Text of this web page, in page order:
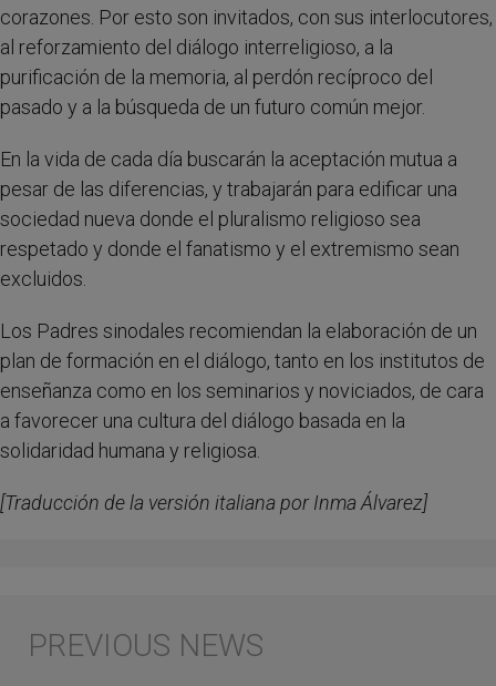
corazones. Por esto son invitados, con sus interlocutores,
al reforzamiento del diálogo interreligioso, a la
purificación de la memoria, al perdón recíproco del
pasado y a la búsqueda de un futuro común mejor.
En la vida de cada día buscarán la aceptación mutua a
pesar de las diferencias, y trabajarán para edificar una
sociedad nueva donde el pluralismo religioso sea
respetado y donde el fanatismo y el extremismo sean
excluidos.
Los Padres sinodales recomiendan la elaboración de un
plan de formación en el diálogo, tanto en los institutos de
enseñanza como en los seminarios y noviciados, de cara
a favorecer una cultura del diálogo basada en la
solidaridad humana y religiosa.
[Traducción de la versión italiana por Inma Álvarez]